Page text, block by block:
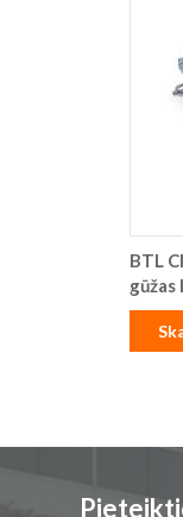
BTL
gūžas